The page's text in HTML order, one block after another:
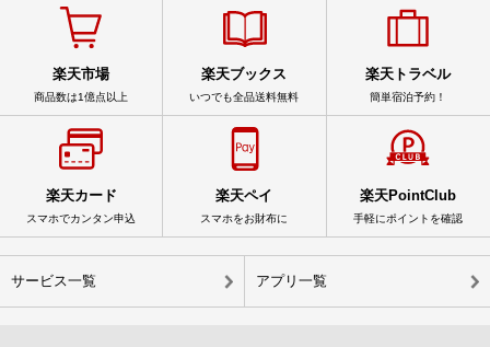
楽天市場
商品数は1億点以上
楽天ブックス
いつでも全品送料無料
楽天トラベル
簡単宿泊予約！
楽天カード
スマホでカンタン申込
楽天ペイ
スマホをお財布に
楽天PointClub
手軽にポイントを確認
サービス一覧 アプリ一覧